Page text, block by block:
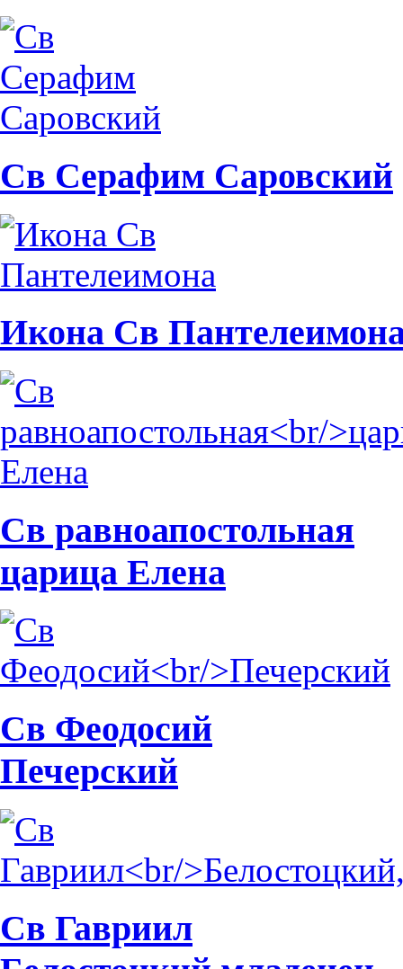
Св Серафим Саровский
Икона Св
Св равноапостольная
царица Елена
Св Феодосий
Печерский
Св Гавриил